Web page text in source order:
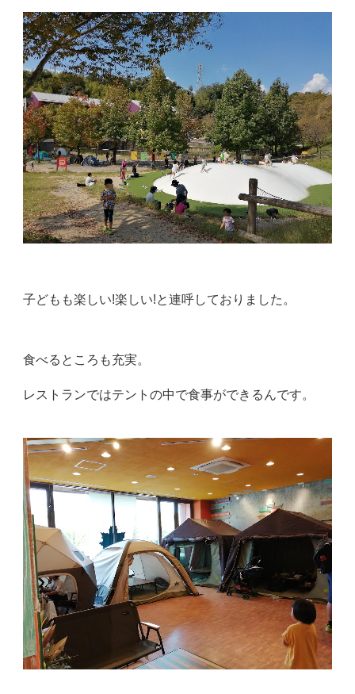
子どもも楽しい!楽しい!と連呼しておりました。
食べるところも充実。
レストランではテントの中で食事ができるんです。